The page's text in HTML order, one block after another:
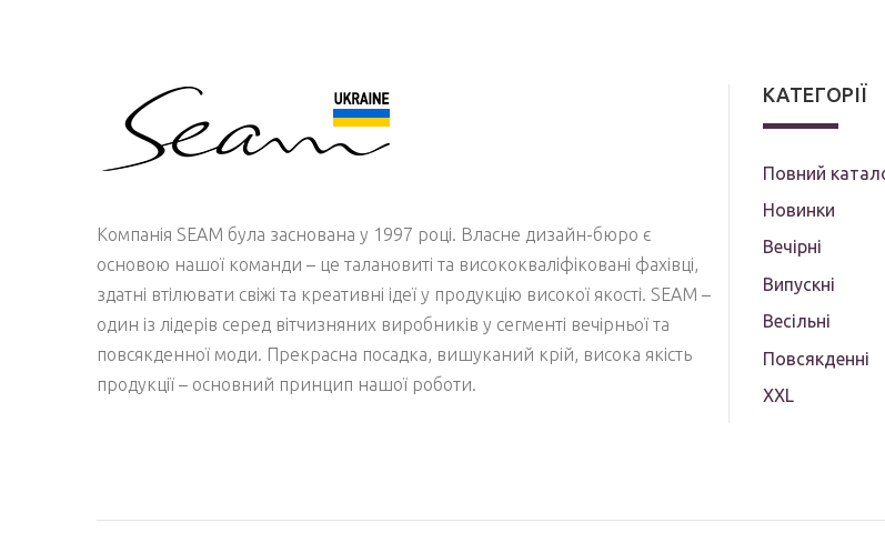
Компанія SEAM була заснована у 1997 році. Власне дизайн-бюро є
основою нашої команди – це талановиті та висококваліфіковані фахівці,
здатні втілювати свіжі та креативні ідеї у продукцію високої якості. SEAM –
один із лідерів серед вітчизняних виробників у сегменті вечірньої та
повсякденної моди. Прекрасна посадка, вишуканий крій, висока якість
продукції – основний принцип нашої роботи.
КАТЕГОРІЇ
Повний
Новинки
Вечірні
Випускні
Весільні
Повсякденні
XXL